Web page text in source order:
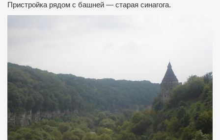
Пристройка рядом с башней — старая синагога.